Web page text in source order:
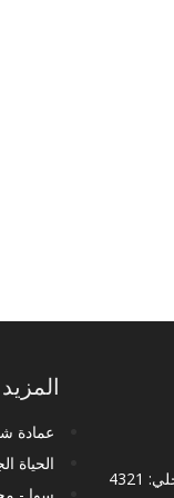
المزيد
عمادة
الحياة